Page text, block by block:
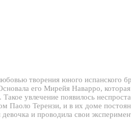
творения юного испанского
его Мирейя Наварро, которая
увлечение появилось
Паоло Терензи, и в их доме
и проводила свои